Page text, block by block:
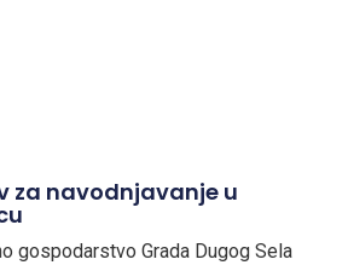
za navodnjavanje u
gospodarstvo Grada Dugog Sela